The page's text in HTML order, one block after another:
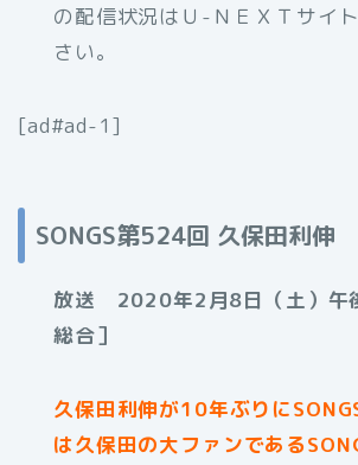
の配信状況はＵ-ＮＥＸＴサイ
さい。
[ad#ad-1]
SONGS第524回 久保田利伸
放送 2020年2月8日（土）午
総合］
久保田利伸が10年ぶりに
は久保田の大ファンである